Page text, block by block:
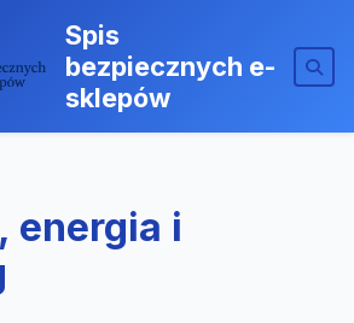
Spis
bezpiecznych e-
sklepów
energia i